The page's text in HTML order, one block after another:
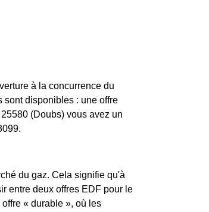
à la concurrence du
sont disponibles : une offre
(Doubs) vous avez un
du gaz. Cela signifie qu'à
entre deux offres EDF pour le
« durable », où les